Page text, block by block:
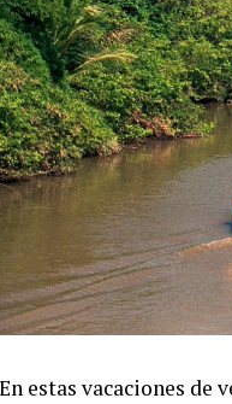
En estas vacaciones de